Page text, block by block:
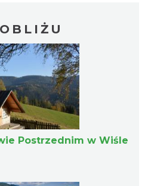
Postrzednim w Wiśle